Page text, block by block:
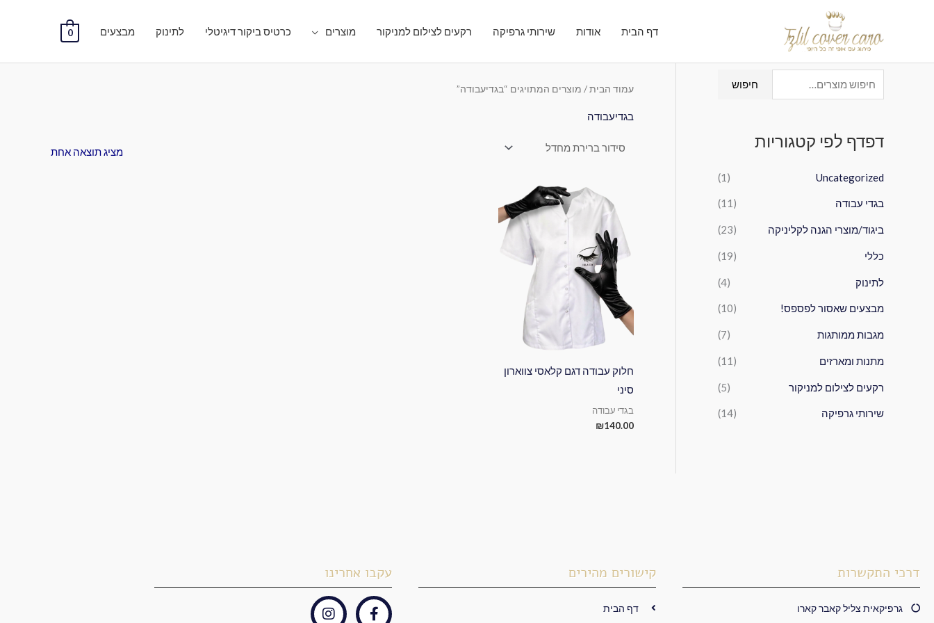
דף הבית אודות שירותי גרפיקה רקעים לצילום למניקור מוצרים כרטיס ביקור דיגיטלי לתינוק מבצעים 0
ח
י
ו
ע
ב
ו
חיפוש
דפדף לפי קטגוריות
Uncategorized
(1)
בגדי עבודה (11)
ביגוד/מוצרי הגנה לקליניקה (23)
כללי (19)
לתינוק (4)
מבצעים שאסור לפספס! (10)
מגבות ממותגות (7)
מתנות ומארזים (11)
רקעים לצילום למניקור (5)
שירותי גרפיקה (14)
עמוד הבית/ מוצרים המתויגים “בגדיעבודה”
בגדיעבודה
מציג תוצאה אחת
חלוק עבודה דגם קלאסי צווארון
סיני
בגדי עבודה
₪140.00
דרכי התקשרות
גרפיקאית צליל קאבר קארו
קישורים מהירים
דף הבית
עקבו אחרינו
F
I